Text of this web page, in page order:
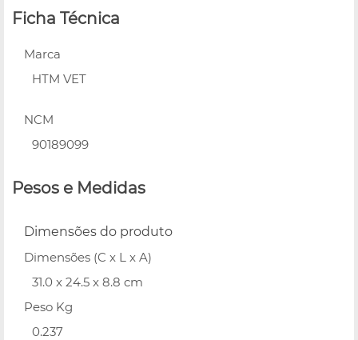
Ficha Técnica
Marca
HTM VET
NCM
90189099
Pesos e Medidas
Dimensões do produto
Dimensões (C x L x A)
31.0 x 24.5 x 8.8 cm
Peso Kg
0.237